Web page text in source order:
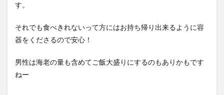
す。
それでも食べきれないって方にはお持ち帰り出来るように容
器をくださるので安心！
男性は海老の量も含めてご飯大盛りにするのもありかもです
ねー